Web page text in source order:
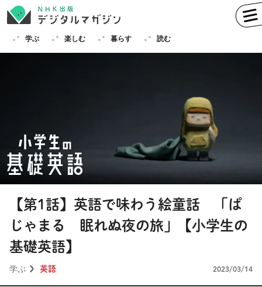
学ぶ 楽しむ 暮らす 読む
ドイツ語 イタリア語
その他
楽しむ
【第1話】英語で味わう絵童話 「ぱ
じゃまる 眠れぬ夜の旅」【小学生の
基礎英語】
学ぶ 英語 2023/03/14